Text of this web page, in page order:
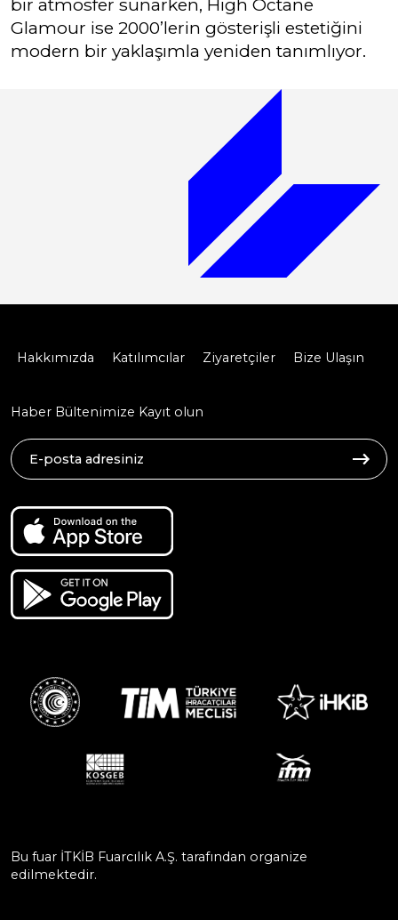
bir atmosfer sunarken, High Octane
Glamour ise 2000’lerin gösterişli estetiğini
modern bir yaklaşımla yeniden tanımlıyor.
Hakkımızda Katılımcılar Ziyaretçiler Bize Ulaşın
Haber Bültenimize Kayıt olun
Bu fuar İTKİB Fuarcılık A.Ş. tarafından organize
edilmektedir.